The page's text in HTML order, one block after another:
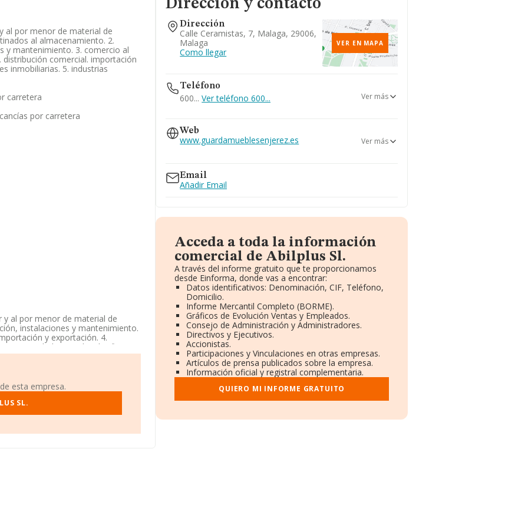
al por menor de material de
al almacenamiento. 2.
y mantenimiento. 3. comercio al
comercial. importación
inmobiliarias. 5. industrias
carretera
por carretera
al por menor de material de
instalaciones y mantenimiento.
y exportación. 4.
Sociedad Limitada. Clasifica su
4941. La empresa no tiene
en cuenta la información
por encima de la media de sector.
a los niveles de facturación,
como, por ejemplo:
esta empresa.
SL.
Dirección y contacto
Dirección
Calle Ceramistas, 7, Malaga, 29006,
Malaga
Como llegar
VER EN MAPA
Teléfono
600...Ver teléfono 600...
661...
Ver teléfono 661...
Ver más
Web
www.guardamueblesenjerez.es
www.trasterosmalaga.es
Ver más
Email
Añadir Email
Acceda a toda la información
comercial de Abilplus Sl.
A través del informe gratuito que te proporcionamos
desde Einforma, donde vas a encontrar:
Datos identificativos: Denominación, CIF, Teléfono,
Domicilio.
Informe Mercantil Completo (BORME).
Gráficos de Evolución Ventas y Empleados.
Consejo de Administración y Administradores.
Directivos y Ejecutivos.
Accionistas.
Participaciones y Vinculaciones en otras empresas.
Artículos de prensa publicados sobre la empresa.
Información oficial y registral complementaria.
QUIERO MI INFORME GRATUITO